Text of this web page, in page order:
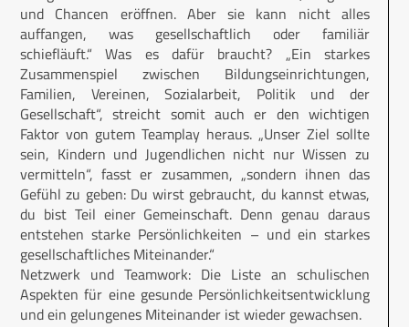
und Chancen eröffnen. Aber sie kann nicht alles
auffangen, was gesellschaftlich oder familiär
schiefläuft.“ Was es dafür braucht? „Ein starkes
Zusammenspiel zwischen Bildungseinrichtungen,
Familien, Vereinen, Sozialarbeit, Politik und der
Gesellschaft“, streicht somit auch er den wichtigen
Faktor von gutem Teamplay heraus. „Unser Ziel sollte
sein, Kindern und Jugendlichen nicht nur Wissen zu
vermitteln“, fasst er zusammen, „sondern ihnen das
Gefühl zu geben: Du wirst gebraucht, du kannst etwas,
du bist Teil einer Gemeinschaft. Denn genau daraus
entstehen starke Persönlichkeiten – und ein starkes
gesellschaftliches Miteinander.“
Netzwerk und Teamwork: Die Liste an schulischen
Aspekten für eine gesunde Persönlichkeitsentwicklung
und ein gelungenes Miteinander ist wieder gewachsen.